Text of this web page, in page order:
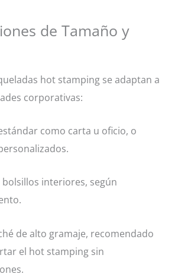
de Tamaño y
hot stamping se adaptan a
corporativas:
como carta u oficio, o
interiores, según
de alto gramaje, recomendado
el hot stamping sin